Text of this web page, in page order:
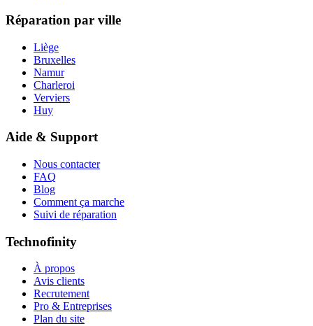
Réparation par ville
Liège
Bruxelles
Namur
Charleroi
Verviers
Huy
Aide & Support
Nous contacter
FAQ
Blog
Comment ça marche
Suivi de réparation
Technofinity
À propos
Avis clients
Recrutement
Pro & Entreprises
Plan du site